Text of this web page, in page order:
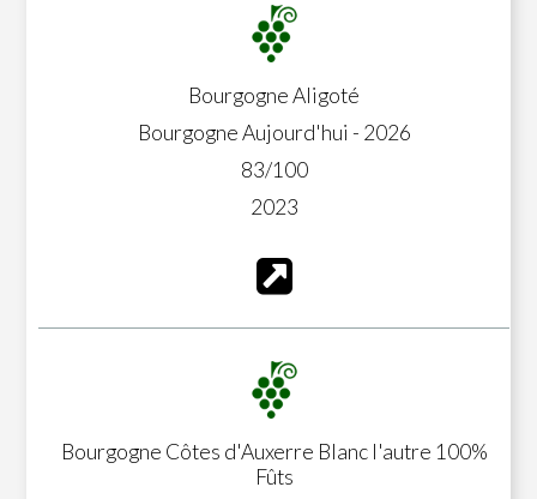
Bourgogne Aligoté
Bourgogne Aujourd'hui - 2026
83/100
2023
Bourgogne Côtes d'Auxerre Blanc l'autre 100%
Fûts